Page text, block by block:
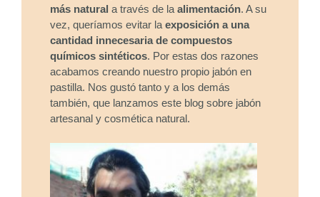
más natural a través de la alimentación. A su
vez, queríamos evitar la exposición a una
cantidad innecesaria de compuestos
químicos sintéticos. Por estas dos razones
acabamos creando nuestro propio jabón en
pastilla. Nos gustó tanto y a los demás
también, que lanzamos este blog sobre jabón
artesanal y cosmética natural.